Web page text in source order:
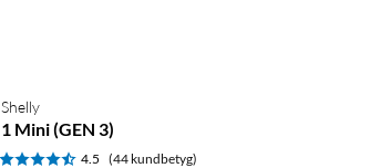
Shelly
1 Mini (GEN 3)
4.5 (44 kundbetyg)